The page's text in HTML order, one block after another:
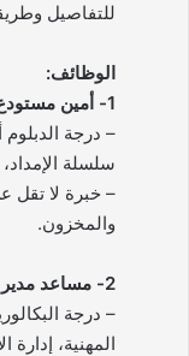
للتفاصيل
الوظائف:
1- أمين مستودع (الرياض):
– درجة
سلسلة
والمخزون.
2- مساعد مدير أمن (الدمام):
– درجة
المهنية، إدارة